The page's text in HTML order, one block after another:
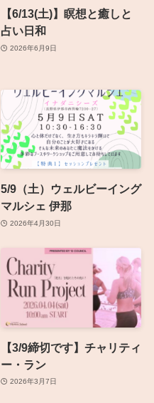
【6/13(土)】瞑想と癒しと
占い日和
2026年6月9日
5/9（土）ウェルビーイング
マルシェ 伊那
2026年4月30日
【3/9締切です】チャリティ
ー・ラン
2026年3月7日